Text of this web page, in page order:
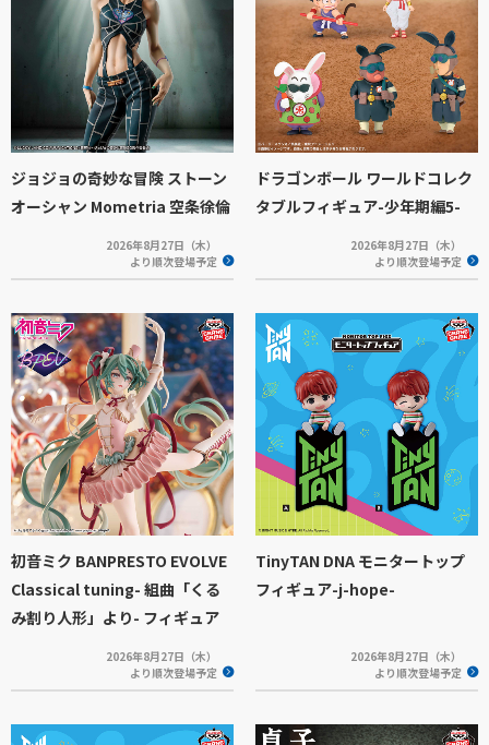
ジョジョの奇妙な冒険 ストーン
オーシャン Mometria 空条徐倫
2026年8月27日（木）
より順次登場予定
ドラゴンボール ワールドコレク
タブルフィギュア-少年期編5-
2026年8月27日（木）
より順次登場予定
初音ミク BANPRESTO EVOLVE
Classical tuning- 組曲「くる
み割り人形」より- フィギュア
2026年8月27日（木）
より順次登場予定
TinyTAN DNA モニタートップ
フィギュア-j-hope-
2026年8月27日（木）
より順次登場予定